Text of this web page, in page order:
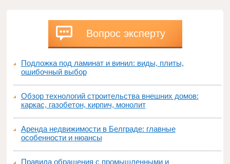
Вопрос эксперту
Подложка под ламинат и винил: виды, плиты,
ошибочный выбор
Обзор технологий строительства внешних домов:
каркас, газобетон, кирпич, монолит
Аренда недвижимости в Белграде: главные
особенности и нюансы
Правила обращения с промышленными и